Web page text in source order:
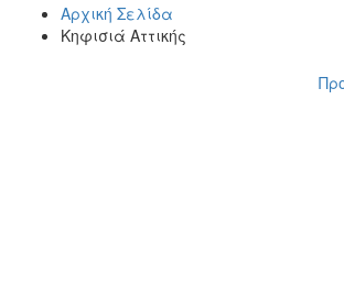
Αρχική Σελίδα
Κηφισιά Αττικής